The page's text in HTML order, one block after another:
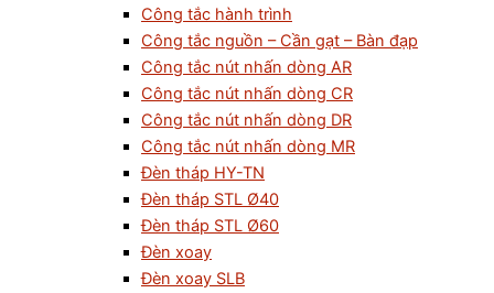
Công tắc hành trình
Công tắc nguồn – Cần gạt – Bàn đạp
Công tắc nút nhấn dòng AR
Công tắc nút nhấn dòng CR
Công tắc nút nhấn dòng DR
Công tắc nút nhấn dòng MR
Đèn tháp HY-TN
Đèn tháp STL Ø40
Đèn tháp STL Ø60
Đèn xoay
Đèn xoay SLB